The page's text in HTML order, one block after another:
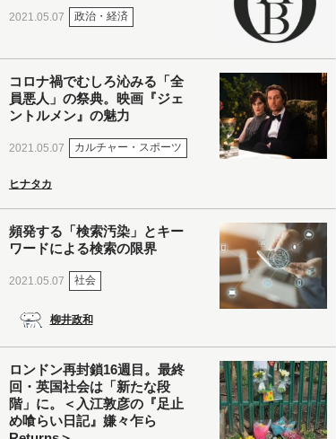
2021.05.07 政治・経済
コロナ禍でむしろ沁みる「全
員悪人」の祭典。映画『ジェ
ントルメン』の魅力
2021.05.07 カルチャー・スポーツ
ヒナタカ
頻発する「検索汚染」とキー
ワードによる検索の限界
2021.05.07 社会
柳井政和
ロンドン再封鎖16週目。最終
回・英国社会は「新たな段
階」に。＜入江敦彦の『足止
め喰らい日記』嫌々乍ら